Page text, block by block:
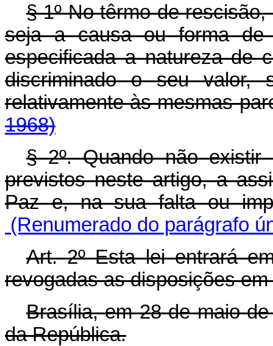
§ 1º No têrmo de
seja a causa ou forma de
especificada a natureza de
discriminado o seu valor,
relativamente às mesmas
1968)
§ 2º. Quando não existir
previstos neste artigo, a
Paz e, na sua falta ou
(Renumerado do parágrafo
Art. 2º Esta lei entrará
revogadas as disposições
Brasília, em 28 de maio
da República.